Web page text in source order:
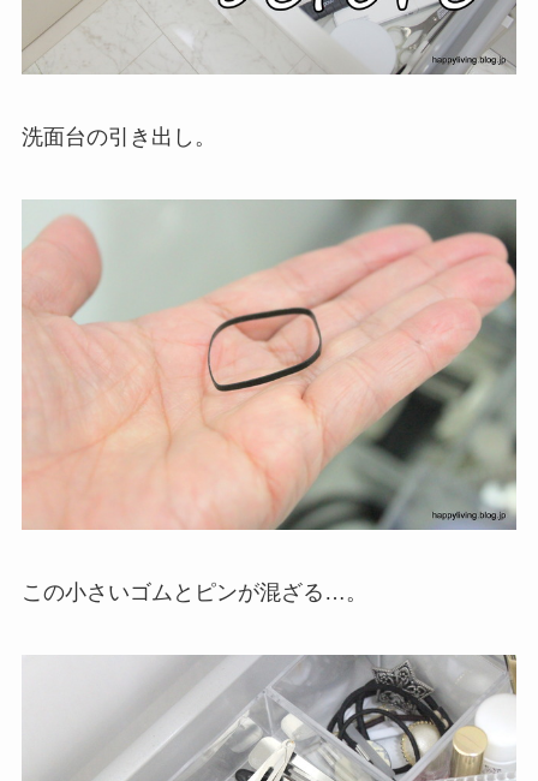
洗面台の引き出し。
この小さいゴムとピンが混ざる…。